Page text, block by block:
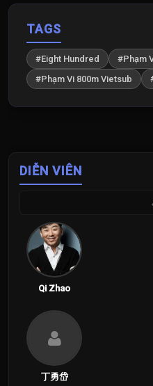
TAGS
#Eight Hundred
#Phạm
#Phạm Vi 800m Vietsub
DIỄN VIÊN
Qi Zhao
丁勇岱